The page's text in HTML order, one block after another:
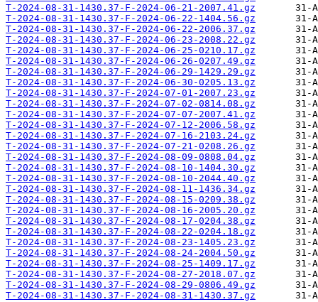
T-2024-08-31-1430.37-F-2024-06-21-2007.41.gz
T-2024-08-31-1430.37-F-2024-06-22-1404.56.gz
T-2024-08-31-1430.37-F-2024-06-22-2006.37.gz
T-2024-08-31-1430.37-F-2024-06-23-2008.22.gz
T-2024-08-31-1430.37-F-2024-06-25-0210.17.gz
T-2024-08-31-1430.37-F-2024-06-26-0207.49.gz
T-2024-08-31-1430.37-F-2024-06-29-1429.29.gz
T-2024-08-31-1430.37-F-2024-06-30-0205.13.gz
T-2024-08-31-1430.37-F-2024-07-01-2007.23.gz
T-2024-08-31-1430.37-F-2024-07-02-0814.08.gz
T-2024-08-31-1430.37-F-2024-07-07-2007.41.gz
T-2024-08-31-1430.37-F-2024-07-12-2006.58.gz
T-2024-08-31-1430.37-F-2024-07-16-2103.24.gz
T-2024-08-31-1430.37-F-2024-07-21-0208.26.gz
T-2024-08-31-1430.37-F-2024-08-09-0808.04.gz
T-2024-08-31-1430.37-F-2024-08-10-1404.30.gz
T-2024-08-31-1430.37-F-2024-08-10-2044.40.gz
T-2024-08-31-1430.37-F-2024-08-11-1436.34.gz
T-2024-08-31-1430.37-F-2024-08-15-0209.38.gz
T-2024-08-31-1430.37-F-2024-08-16-2005.20.gz
T-2024-08-31-1430.37-F-2024-08-17-0204.38.gz
T-2024-08-31-1430.37-F-2024-08-22-0204.18.gz
T-2024-08-31-1430.37-F-2024-08-23-1405.23.gz
T-2024-08-31-1430.37-F-2024-08-24-2004.50.gz
T-2024-08-31-1430.37-F-2024-08-25-1409.17.gz
T-2024-08-31-1430.37-F-2024-08-27-2018.07.gz
T-2024-08-31-1430.37-F-2024-08-29-0806.49.gz
T-2024-08-31-1430.37-F-2024-08-31-1430.37.gz